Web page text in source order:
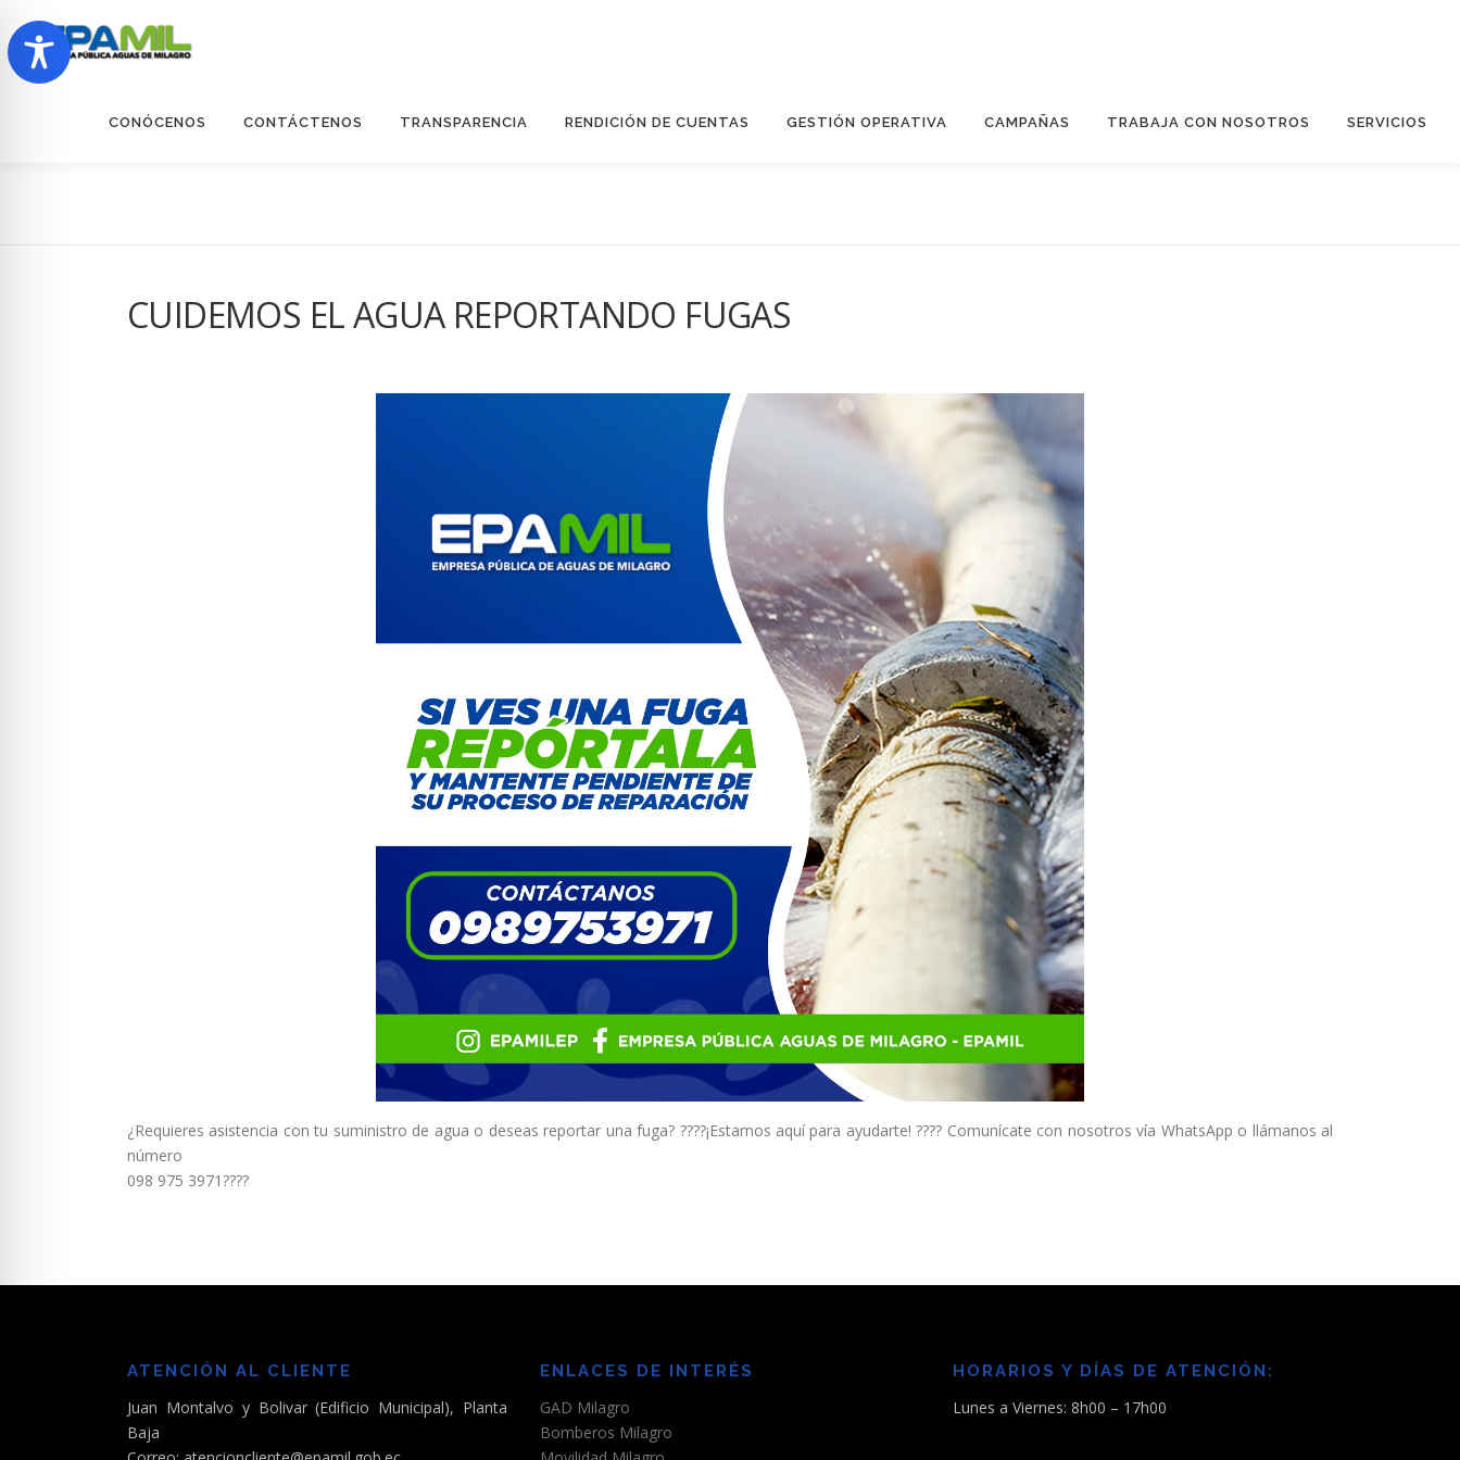
al
contenido
CONÓCENOS CONTÁCTENOS TRANSPARENCIA RENDICIÓN DE CUENTAS GESTIÓN OPERATIVA CAMPAÑAS TRABAJA CON NOSOTROS SERVICIOS
CUIDEMOS EL AGUA REPORTANDO FUGAS
¿Requieres asistencia con tu suministro de agua o deseas reportar una fuga? ????¡Estamos aquí para ayudarte! ???? Comunícate con nosotros vía WhatsApp o llámanos al
número
098 975 3971????
ATENCIÓN AL CLIENTE
Juan Montalvo y Bolivar (Edificio Municipal), Planta
Baja
ENLACES DE INTERÉS
GAD Milagro
Bomberos Milagro
HORARIOS Y DÍAS DE ATENCIÓN:
Lunes a Viernes: 8h00 – 17h00